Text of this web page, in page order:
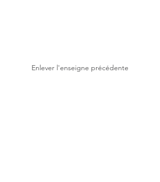
Enlever l'enseigne précédente